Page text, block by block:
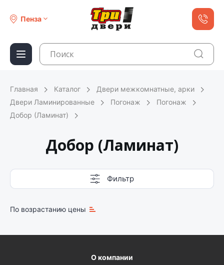
Пенза
Главная Каталог
Двери межкомнатные, арки
Двери Ламинированные
Погонаж
Погонаж
Добор (Ламинат)
Добор (Ламинат)
Фильтр
По возрастанию цены
О компании